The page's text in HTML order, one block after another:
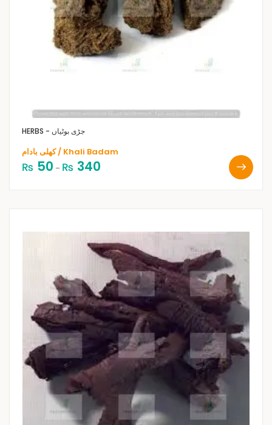
HERBS - جڑی بوٹیاں
کھلی بادام / Khali Badam
₨ 50 – ₨ 340